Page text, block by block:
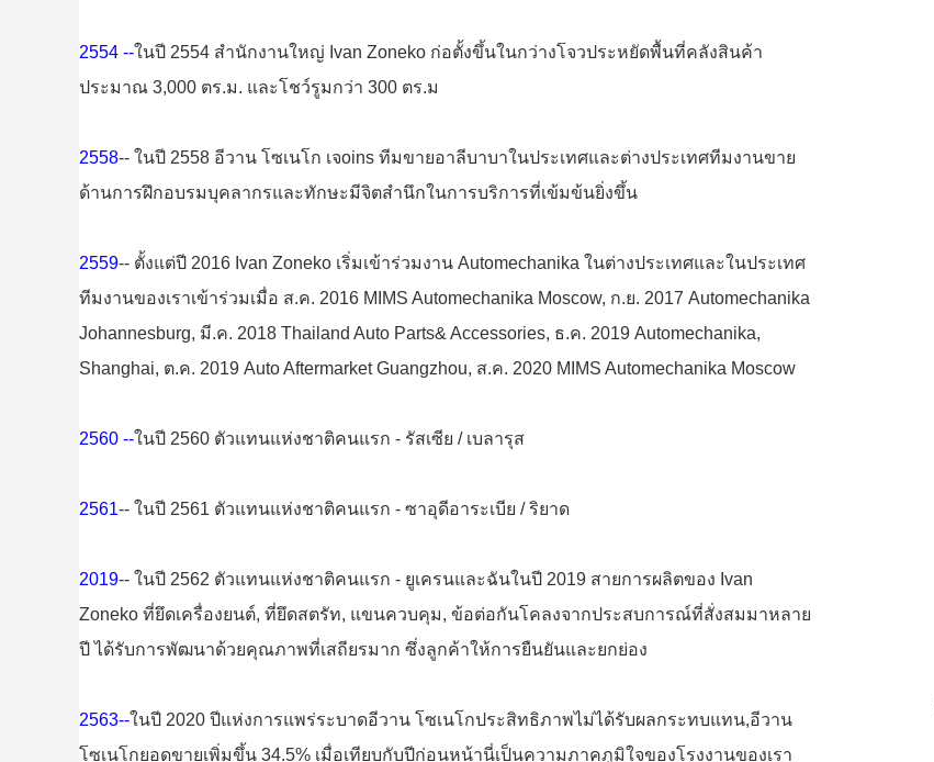
2554 --ในปี 2554 สำนักงานใหญ่ Ivan Zoneko ก่อตั้งขึ้นในกว่างโจวประหยัดพื้นที่คลังสินค้า
ประมาณ 3,000 ตร.ม. และโชว์รูมกว่า 300 ตร.ม
2558-- ในปี 2558 อีวาน โซเนโก เจoins ทีมขายอาลีบาบาในประเทศและต่างประเทศทีมงานขาย
ด้านการฝึกอบรมบุคลากรและทักษะมีจิตสำนึกในการบริการที่เข้มข้นยิ่งขึ้น
2559-- ตั้งแต่ปี 2016 Ivan Zoneko เริ่มเข้าร่วมงาน Automechanika ในต่างประเทศและในประเทศ
ทีมงานของเราเข้าร่วมเมื่อ ส.ค. 2016 MIMS Automechanika Moscow, ก.ย. 2017 Automechanika
Johannesburg, มี.ค. 2018 Thailand Auto Parts& Accessories, ธ.ค. 2019 Automechanika,
Shanghai, ต.ค. 2019 Auto Aftermarket Guangzhou, ส.ค. 2020 MIMS Automechanika Moscow
2560 --ในปี 2560 ตัวแทนแห่งชาติคนแรก - รัสเซีย / เบลารุส
2561-- ในปี 2561 ตัวแทนแห่งชาติคนแรก - ซาอุดีอาระเบีย / ริยาด
2019-- ในปี 2562 ตัวแทนแห่งชาติคนแรก - ยูเครนและฉันในปี 2019 สายการผลิตของ Ivan
Zoneko ที่ยึดเครื่องยนต์, ที่ยึดสตรัท, แขนควบคุม, ข้อต่อกันโคลงจากประสบการณ์ที่สั่งสมมาหลาย
ปี ได้รับการพัฒนาด้วยคุณภาพที่เสถียรมาก ซึ่งลูกค้าให้การยืนยันและยกย่อง
2563--ในปี 2020 ปีแห่งการแพร่ระบาดอีวาน โซเนโกประสิทธิภาพไม่ได้รับผลกระทบแทน,อีวาน
โซเนโกยอดขายเพิ่มขึ้น 34.5% เมื่อเทียบกับปีก่อนหน้านี่เป็นความภาคภูมิใจของโรงงานของเรา